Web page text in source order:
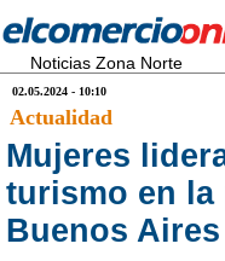
Noticias Zona Norte
02.05.2024 - 10:10
Actualidad
Mujeres
turismo en
Buenos Aires